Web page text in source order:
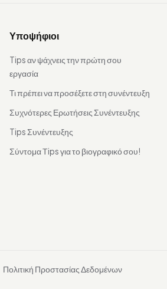
Υποψήφιοι
Tips αν ψάχνεις την πρώτη σου
εργασία
Τι πρέπει να προσέξετε στη συνέντευξη
Συχνότερες Ερωτήσεις Συνέντευξης
Tips Συνέντευξης
Σύντομα Τips για το βιογραφικό σου!
Πολιτική Προστασίας Δεδομένων